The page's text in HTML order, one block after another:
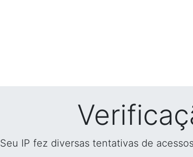
Seu IP fez diversas tentativas de